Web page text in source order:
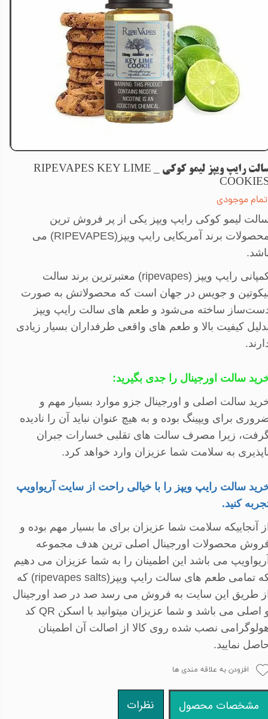
سالت رایپ ویپز لیمو کوکی _ RIPEVAPES KEY LIME
موجودی
لیمو کوکی رایپ ویپز یکی از پر فروش ترین
برند آمریکایی رایپ ویپز(RIPEVAPES
) می
.
رایپ ویپز (ripevapes) معتبرترین برند سالت
و جویس در جهان است که محصولاتش به صورت
ساخته می‌شود و طعم های سالت رایپ ویپز
کیفیت بالا و طعم های واقعی طرفداران بسیار زیادی
.
سالت اورجینال را جدی بگیرید:
سالت اصلی و اورجینال جزو موارد بسیار مهم و
برای ویپینگ بوده و به هیچ عنوان نباید آن را نادیده
زیرا مصرف سالت های تقلبی خسارات جبران
به سلامت شما عزیزان وارد خواهد کرد.
سالت رایپ ویپز را با خیالی راحت از سایت آریواویپ
کنید.
آنجاییکه سلامت شما عزیزان برای ما بسیار مهم بوده و
محصولات اورجینال اصلی ترین هدف مجموعه
می باشد این اطمینان را به شما عزیزان می دهیم
تمامی طعم های سالت رایپ ویپز(ripevapes salts) که
طریق این سایت به فروش می رسد صد در صد اورجینال
اصلی می باشد و شما عزیزان میتوانید با اسکن QR کد
نصب شده روی کالا از اصالت آن اطمینان
نمایید.
افزودن به علاقه مندی ها
مشخصات محصول نظرات